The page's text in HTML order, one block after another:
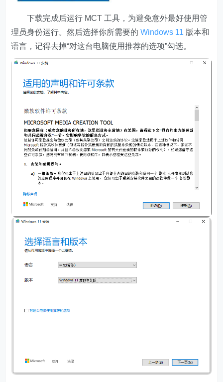
下载完成后运行 MCT 工具，为避免意外最好使用管
理员身份运行。然后选择你所需要的Windows 11 版本和
语言，记得去掉“对这台电脑使用推荐的选项”勾选。